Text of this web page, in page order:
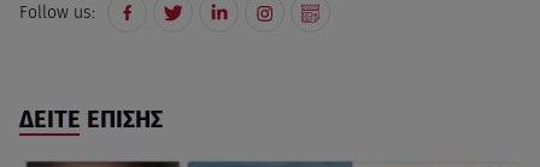
Follow us:
ΔΕΙΤΕ ΕΠΙΣΗΣ